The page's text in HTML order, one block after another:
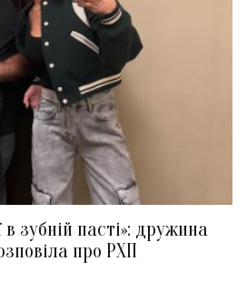
в зубній пасті»: дружина
про РХП